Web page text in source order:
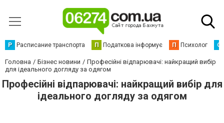
Р Расписание транспорта П Податкова інформує П Психолог С
Головна Бізнес новини
Професійні відпарювачі: найкращий вибір
для ідеального догляду за одягом
Професійні відпарювачі: найкращий вибір для
ідеального догляду за одягом